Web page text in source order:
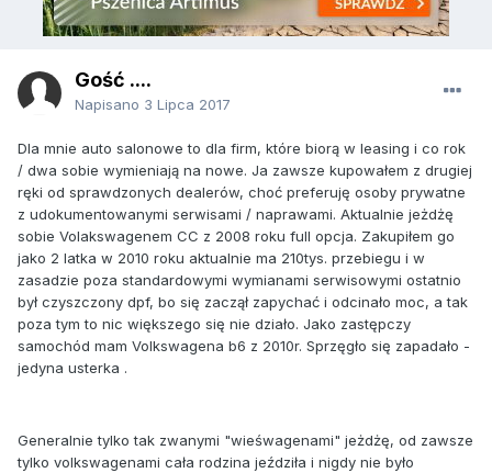
Gość ....
Napisano 3 Lipca 2017
Dla mnie auto salonowe to dla firm, które biorą w leasing i co rok
/ dwa sobie wymieniają na nowe. Ja zawsze kupowałem z drugiej
ręki od sprawdzonych dealerów, choć preferuję osoby prywatne
z udokumentowanymi serwisami / naprawami. Aktualnie jeżdżę
sobie Volakswagenem CC z 2008 roku full opcja. Zakupiłem go
jako 2 latka w 2010 roku aktualnie ma 210tys. przebiegu i w
zasadzie poza standardowymi wymianami serwisowymi ostatnio
był czyszczony dpf, bo się zaczął zapychać i odcinało moc, a tak
poza tym to nic większego się nie działo. Jako zastępczy
samochód mam Volkswagena b6 z 2010r. Sprzęgło się zapadało -
jedyna usterka .
Generalnie tylko tak zwanymi "wieśwagenami" jeżdżę, od zawsze
tylko volkswagenami cała rodzina jeździła i nigdy nie było